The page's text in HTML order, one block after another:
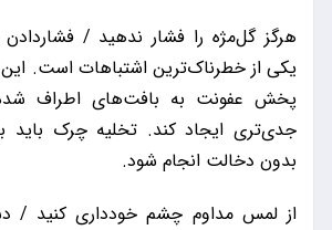
هرگز گل‌مژه را فشار ندهید / فشاردادن
یکی از خطرناک‌ترین اشتباهات است. این
پخش عفونت به بافت‌های اطراف
جدی‌تری ایجاد کند. تخلیه چرک
بدون دخالت انجام شود.
از لمس مداوم چشم خودداری کنید /